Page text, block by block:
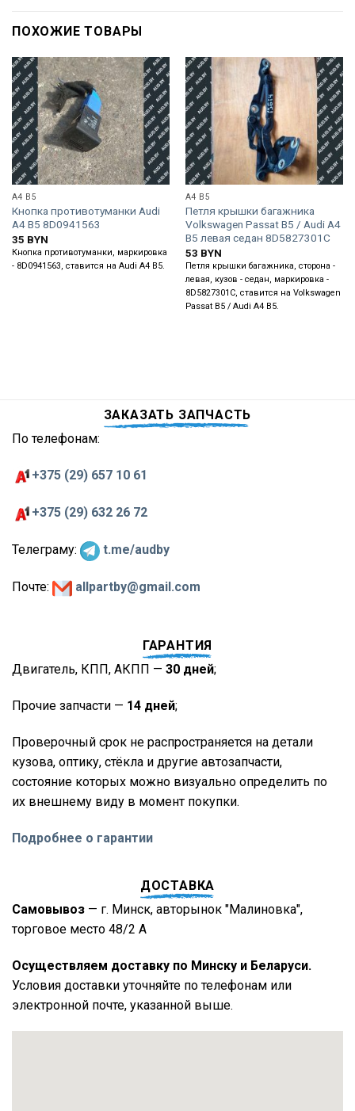
ПОХОЖИЕ ТОВАРЫ
A4 B5
Кнопка противотуманки Audi
A4 B5 8D0941563
35 BYN
Кнопка противотуманки, маркировка
- 8D0941563, ставится на Audi A4 B5.
A4 B5
Петля крышки багажника
Volkswagen Passat B5 / Audi A4
B5 левая седан 8D5827301C
53 BYN
Петля крышки багажника, сторона -
левая, кузов - седан, маркировка -
8D5827301C, ставится на Volkswagen
Passat B5 / Audi A4 B5.
ЗАКАЗАТЬ ЗАПЧАСТЬ
По телефонам:
+375 (29) 657 10 61
+375 (29) 632 26 72
Телеграму: t.me/audby
Почте: allpartby@gmail.com
ГАРАНТИЯ
Двигатель, КПП, АКПП — 30 дней;
Прочие запчасти — 14 дней;
Проверочный срок не распространяется на детали
кузова, оптику, стёкла и другие автозапчасти,
состояние которых можно визуально определить по
их внешнему виду в момент покупки.
Подробнее о гарантии
ДОСТАВКА
Самовывоз — г. Минск, авторынок "Малиновка",
торговое место 48/2 А
Осуществляем доставку по Минску и Беларуси.
Условия доставки уточняйте по телефонам или
электронной почте, указанной выше.